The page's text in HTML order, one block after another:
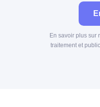
En savoir plus sur
traitement et